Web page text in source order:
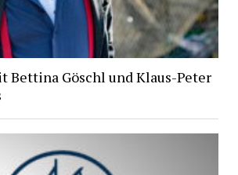
Bettina Göschl und Klaus-Peter